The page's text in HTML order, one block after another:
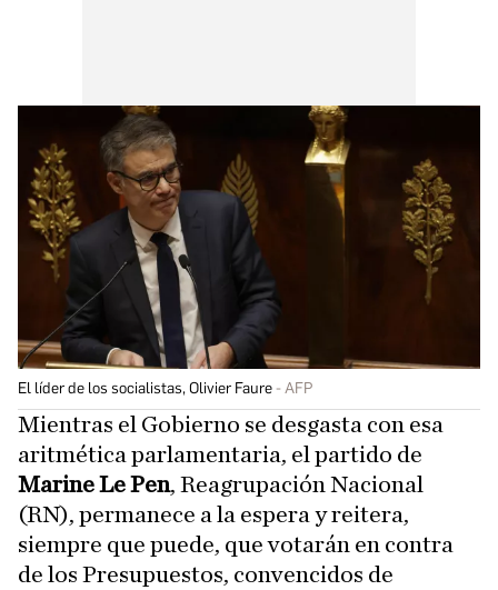
El líder de los socialistas, Olivier Faure AFP
Mientras el Gobierno se desgasta con esa
aritmética parlamentaria, el partido de
Marine Le Pen, Reagrupación Nacional
(RN), permanece a la espera y reitera,
siempre que puede, que votarán en contra
de los Presupuestos, convencidos de